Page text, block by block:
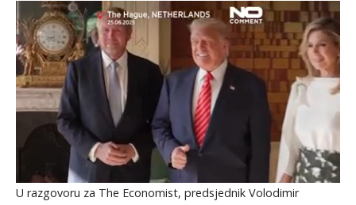
U razgovoru za The Economist, predsjednik Volodimir